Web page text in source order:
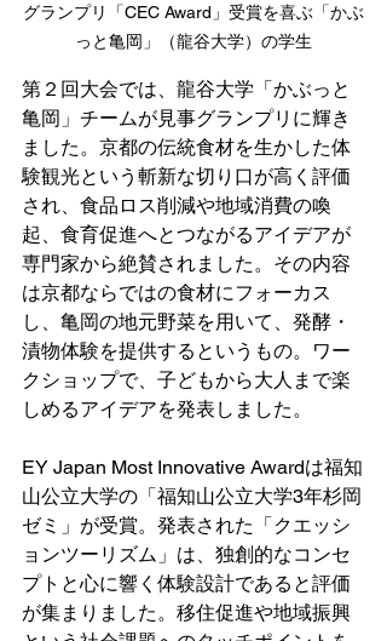
グランプリ「CEC Award」受賞を喜ぶ「かぶ
っと亀岡」（龍谷大学）の学生
第２回大会では、龍谷大学「かぶっと
亀岡」チームが見事グランプリに輝き
ました。京都の伝統食材を生かした体
験観光という斬新な切り口が高く評価
され、食品ロス削減や地域消費の喚
起、食育促進へとつながるアイデアが
専門家から絶賛されました。その内容
は京都ならではの食材にフォーカス
し、亀岡の地元野菜を用いて、発酵・
漬物体験を提供するというもの。ワー
クショップで、子どもから大人まで楽
しめるアイデアを発表しました。
EY Japan Most Innovative Awardは福知
⼭公⽴⼤学の「福知山公立大学3年杉岡
ゼミ」が受賞。発表された「クエッシ
ョンツーリズム」は、独創的なコンセ
プトと心に響く体験設計であると評価
が集まりました。移住促進や地域振興